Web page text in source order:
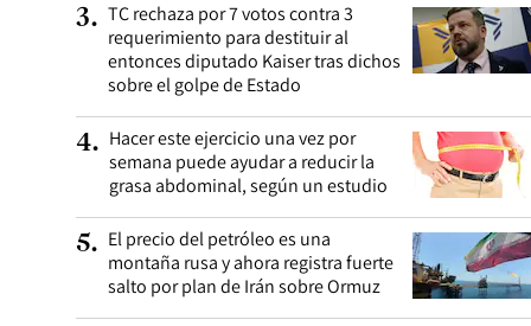
3. TC rechaza por 7 votos contra 3
requerimiento para destituir al
entonces diputado Kaiser tras dichos
sobre el golpe de Estado
4. Hacer este ejercicio una vez por
semana puede ayudar a reducir la
grasa abdominal, según un estudio
5. El precio del petróleo es una
montaña rusa y ahora registra fuerte
salto por plan de Irán sobre Ormuz